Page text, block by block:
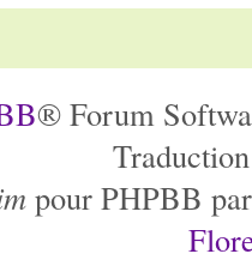
® Forum
pour PHPBB